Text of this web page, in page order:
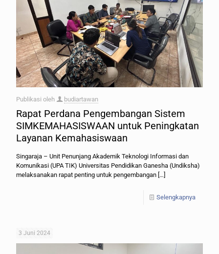
Publikasi oleh budiartawan
Rapat Perdana Pengembangan Sistem
SIMKEMAHASISWAAN untuk Peningkatan
Layanan Kemahasiswaan
Singaraja – Unit Penunjang Akademik Teknologi Informasi dan
Komunikasi (UPA TIK) Universitas Pendidikan Ganesha (Undiksha)
melaksanakan rapat penting untuk pengembangan […]
Selengkapnya
3 Juni 2024